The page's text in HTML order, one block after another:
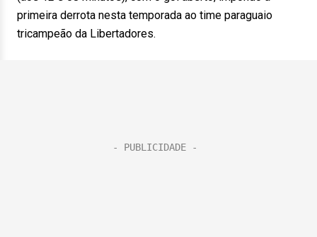
primeira derrota nesta temporada ao time paraguaio
tricampeão da Libertadores.